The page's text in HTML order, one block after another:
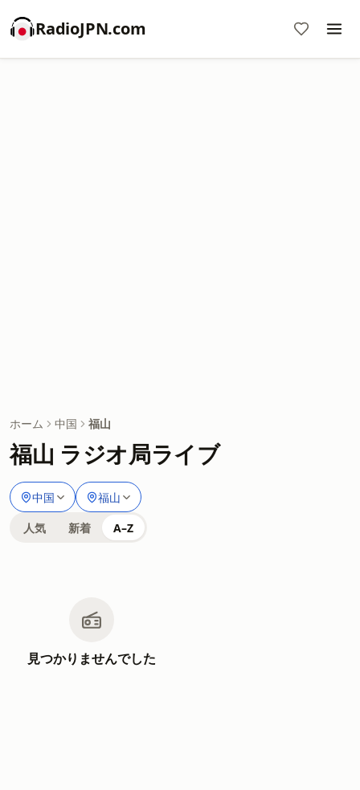
RadioJPN.com
ホーム 中国 福山
福山 ラジオ局ライブ
中国 福山
人気 新着 A–Z
見つかりませんでした